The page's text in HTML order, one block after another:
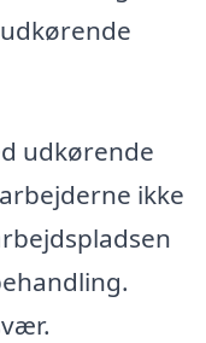
udkørende
ikke